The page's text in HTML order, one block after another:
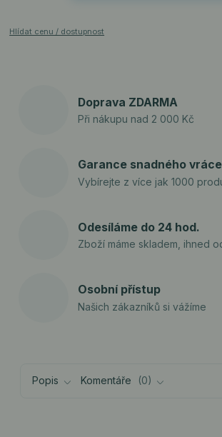
Hlídat cenu / dostupnost
Doprava ZDARMA
Při nákupu nad 2 000 Kč
Garance snadného
Vybírejte z více jak 1000
Odesíláme do 24 hod.
Zboží máme skladem, ihned
Osobní přístup
Našich zákazníků si vážíme
Popis Komentáře 0